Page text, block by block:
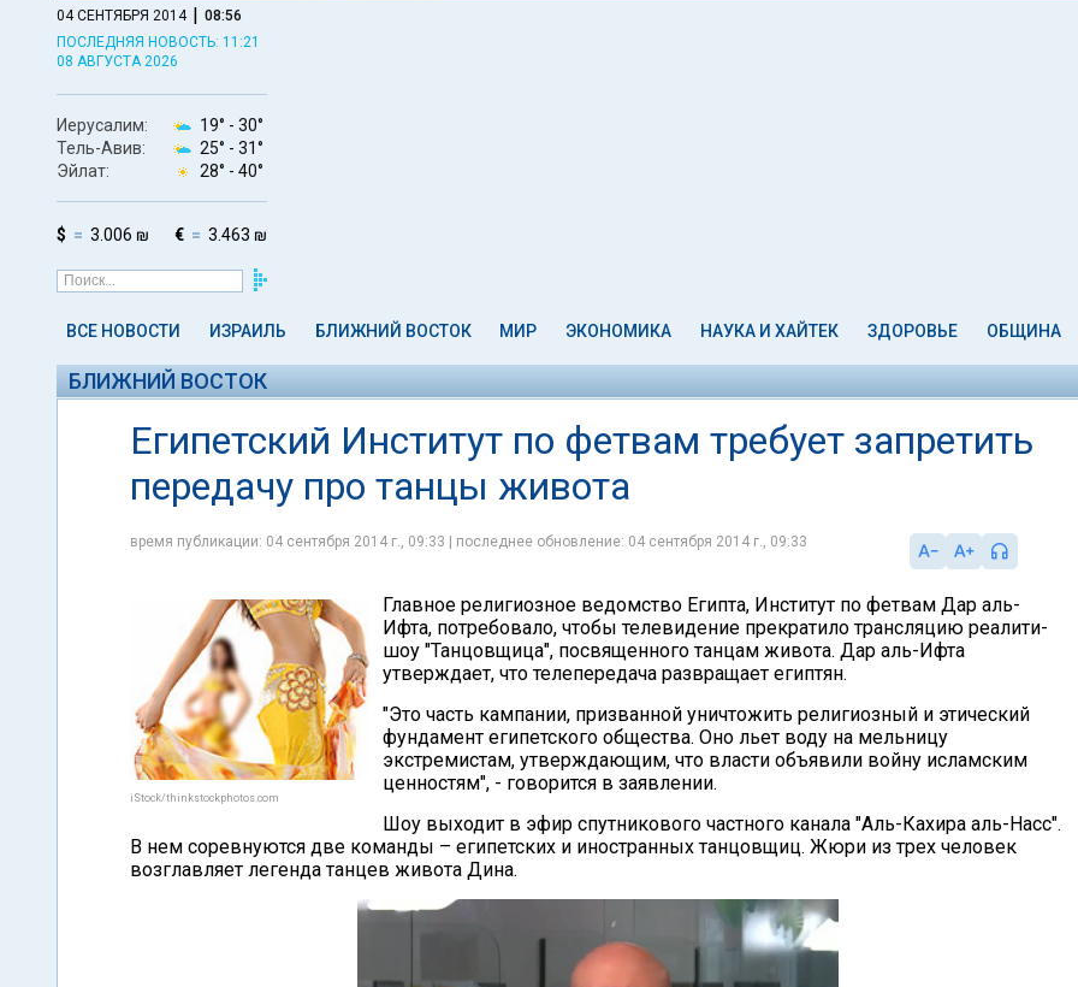
04 СЕНТЯБРЯ 2014 | 08:56
ПОСЛЕДНЯЯ НОВОСТЬ: 11:21
08 АВГУСТА 2026
Иерусалим: 19° - 30°
Тель-Авив:
25° - 31°
Эйлат:
28° - 40°
$ 3.006 ₪ € 3.463 ₪
ВСЕ НОВОСТИ ИЗРАИЛЬ БЛИЖНИЙ ВОСТОК МИР ЭКОНОМИКА НАУКА И ХАЙТЕК ЗДОРОВЬЕ ОБЩИНА
БЛИЖНИЙ ВОСТОК
Египетский Институт по фетвам требует запретить
передачу про танцы живота
время публикации: 04 сентября 2014 г., 09:33 | последнее обновление: 04 сентября 2014 г., 09:33
iStock/thinkstockphotos.com
Главное религиозное ведомство Египта, Институт по фетвам Дар аль-
Ифта, потребовало, чтобы телевидение прекратило трансляцию реалити-
шоу "Танцовщица", посвященного танцам живота. Дар аль-Ифта
утверждает, что телепередача развращает египтян.
"Это часть кампании, призванной уничтожить религиозный и этический
фундамент египетского общества. Оно льет воду на мельницу
экстремистам, утверждающим, что власти объявили войну исламским
ценностям", - говорится в заявлении.
Шоу выходит в эфир спутникового частного канала "Аль-Кахира аль-Насс".
В нем соревнуются две команды – египетских и иностранных танцовщиц. Жюри из трех человек
возглавляет легенда танцев живота Дина.